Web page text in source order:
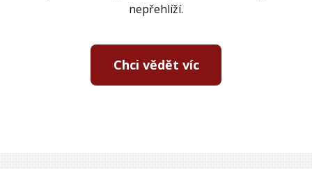
nepřehlíží.
Chci vědět víc